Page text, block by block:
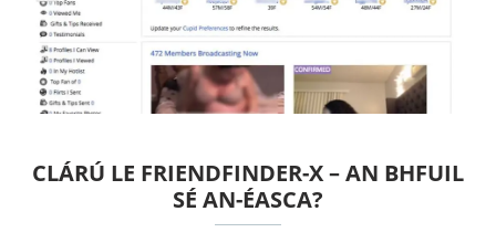
CLÁRÚ LE FRIENDFINDER-X – AN BHFUIL
SÉ AN-ÉASCA?